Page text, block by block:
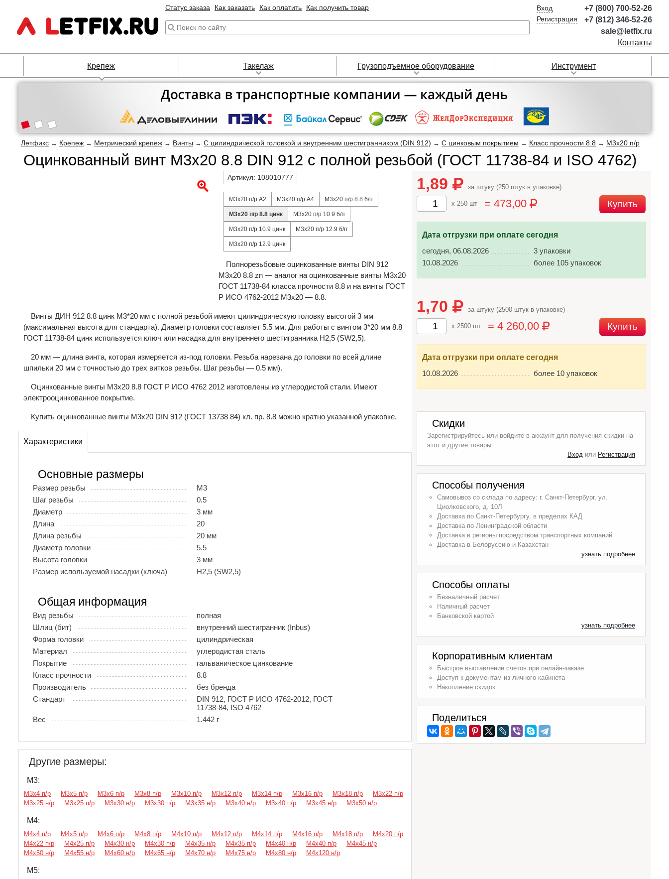
Статус заказа Как заказать Как оплатить Как получить товар
Вход
Регистрация
+7 (800) 700-52-26
+7 (812) 346-52-26
sale@letfix.ru
Контакты
Крепеж Такелаж Грузоподъемное оборудование Инструмент
Летфикс → Крепеж → Метрический крепеж → Винты → С цилиндрической головкой и внутренним шестигранником (DIN 912) → С цинковым покрытием → Класс прочности 8.8 → М3х20 п/р
Оцинкованный винт М3х20 8.8 DIN 912 с полной резьбой (ГОСТ 11738-84 и ISO 4762)
Артикул: 108010777
М3х20 п/р А2 М3х20 п/р А4 М3х20 п/р 8.8 б/п
М3х20 п/р 8.8 цинк М3х20 п/р 10.9 б/п
М3х20 п/р 10.9 цинк М3х20 п/р 12.9 б/п
М3х20 п/р 12.9 цинк
Полнорезьбовые оцинкованные винты DIN 912
M3x20 8.8 zn — аналог на оцинкованные винты М3х20
ГОСТ 11738-84 класса прочности 8.8 и на винты ГОСТ
Р ИСО 4762-2012 М3х20 — 8.8.
Винты ДИН 912 8.8 цинк М3*20 мм с полной резьбой имеют цилиндрическую головку высотой 3 мм
(максимальная высота для стандарта). Диаметр головки составляет 5.5 мм. Для работы с винтом 3*20 мм 8.8
ГОСТ 11738-84 цинк используется ключ или насадка для внутреннего шестигранника H2,5 (SW2,5).
20 мм — длина винта, которая измеряется из-под головки. Резьба нарезана до головки по всей длине
шпильки 20 мм с точностью до трех витков резьбы. Шаг резьбы — 0.5 мм).
Оцинкованные винты М3х20 8.8 ГОСТ Р ИСО 4762 2012 изготовлены из углеродистой стали. Имеют
электрооцинкованное покрытие.
Купить оцинкованные винты М3х20 DIN 912 (ГОСТ 13738 84) кл. пр. 8.8 можно кратно указанной упаковке.
Характеристики
Основные размеры
Размер резьбы
М3
Шаг резьбы
0.5
Диаметр
3 мм
Длина
20
Длина резьбы
20 мм
Диаметр головки
5.5
Высота головки
3 мм
Размер используемой насадки (ключа)
H2,5 (SW2,5)
Общая информация
Вид резьбы
полная
Шлиц (бит)
внутренний шестигранник (Inbus)
Форма головки
цилиндрическая
Материал
углеродистая сталь
Покрытие
гальваническое цинкование
Класс прочности
8.8
Производитель
без бренда
Стандарт
DIN 912, ГОСТ Р ИСО 4762-2012, ГОСТ
11738-84, ISO 4762
Вес
1.442 г
Другие размеры:
М3:
М3х4 п/р М3х5 п/р М3х6 п/р М3х8 п/р М3х10 п/р М3х12 п/р М3х14 п/р М3х16 п/р М3х18 п/р
М3х22 п/р
М3х25 н/р
М3х25 п/р М3х30 н/р М3х30 п/р М3х35 н/р М3х40 н/р М3х40 п/р М3х45 н/р М3х50 н/р
М4:
М4х4 п/р М4х5 п/р М4х6 п/р М4х8 п/р М4х10 п/р М4х12 п/р М4х14 п/р М4х16 п/р М4х18 п/р
М4х20 п/р
М4х22 п/р
М4х25 п/р М4х30 н/р М4х30 п/р М4х35 н/р М4х35 п/р М4х40 н/р М4х40 п/р
М4х45 н/р
М4х50 н/р
М4х55 н/р М4х60 н/р М4х65 н/р М4х70 н/р М4х75 н/р М4х80 н/р М4х120 н/р
М5:
1,89 за штуку (250 штук в упаковке)
x 250 шт = 473,00 Купить
Дата отгрузки при оплате сегодня
сегодня, 06.08.2026
3 упаковки
10.08.2026
более 105 упаковок
1,70 за штуку (2500 штук в упаковке)
x 2500 шт = 4 260,00 Купить
Дата отгрузки при оплате сегодня
10.08.2026
более 10 упаковок
Скидки
Зарегистрируйтесь или войдите в аккаунт для получения скидки на
этот и другие товары.
Вход или Регистрация
Способы получения
Самовывоз со склада по адресу: г. Санкт-Петербург, ул.
Циолковского, д. 10Л
Доставка по Санкт-Петербургу, в пределах КАД
Доставка по Ленинградской области
Доставка в регионы посредством транспортных компаний
Доставка в Белоруссию и Казахстан
узнать подробнее
Способы оплаты
Безналичный расчет
Наличный расчет
Банковской картой
узнать подробнее
Корпоративным клиентам
Быстрое выставление счетов при онлайн-заказе
Доступ к документам из личного кабинета
Накопление скидок
Поделиться